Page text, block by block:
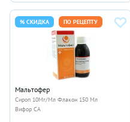
% СКИДКА ПО РЕЦЕПТУ
Мальтофер
Сироп 10Мг/Мл Флакон 150 Мл
Вифор СА